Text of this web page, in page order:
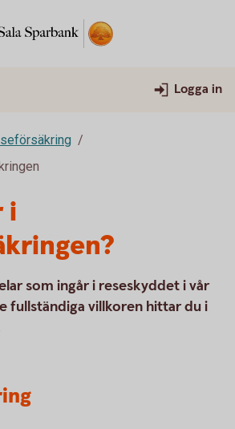
Logga in
i
som ingår i reseskyddet i vår
fullständiga villkoren hittar du i